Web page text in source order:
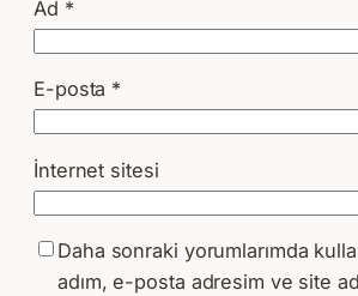
Ad *
E-posta *
İnternet sitesi
Daha sonraki yorumlarımda
adım, e-posta adresim ve site